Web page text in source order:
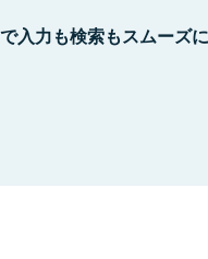
入力も検索もスムーズ